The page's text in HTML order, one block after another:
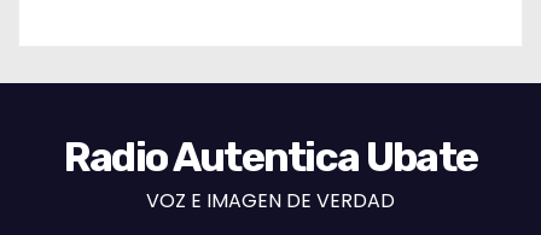
Radio Autentica Ubate
VOZ E IMAGEN DE VERDAD